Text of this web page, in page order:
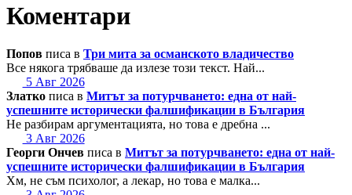
Коментари
Попов писа в Три мита за османското владичество
Все някога трябваше да излезе този текст. Най...
5 Авг 2026
Златко писа в Митът за потурчването: една от най-
успешните исторически фалшификации в България
Не разбирам аргументацията, но това е дребна ...
3 Авг 2026
Георги Ончев писа в Митът за потурчването: една от най-
успешните исторически фалшификации в България
Хм, не съм психолог, а лекар, но това е малка...